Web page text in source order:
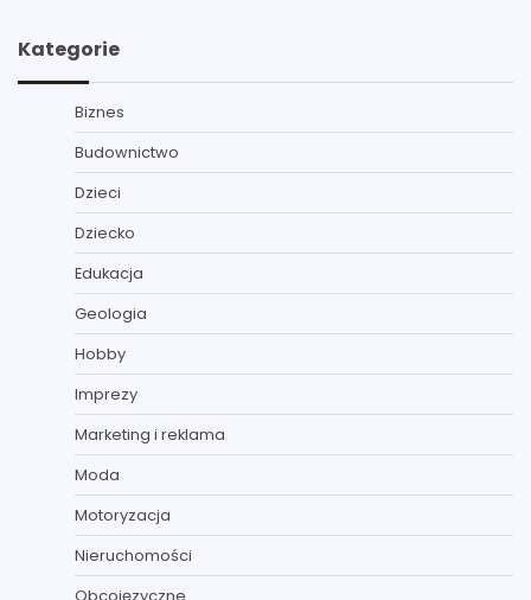
Kategorie
Biznes
Budownictwo
Dzieci
Dziecko
Edukacja
Geologia
Hobby
Imprezy
Marketing i reklama
Moda
Motoryzacja
Nieruchomości
Obcojęzyczne